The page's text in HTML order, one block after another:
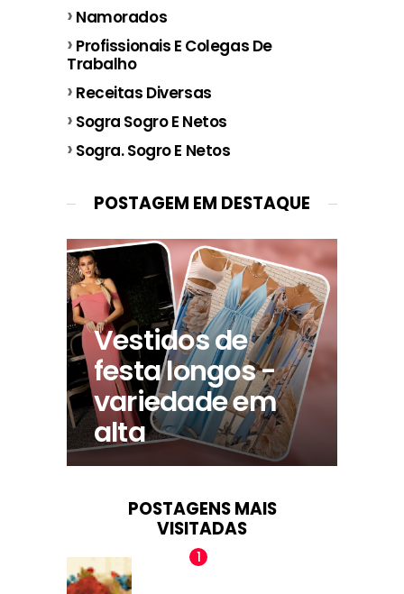
Namorados
Profissionais E Colegas De
Trabalho
Receitas Diversas
Sogra Sogro E Netos
Sogra. Sogro E Netos
POSTAGEM EM DESTAQUE
Vestidos de
festa longos -
variedade em
alta
POSTAGENS MAIS
VISITADAS